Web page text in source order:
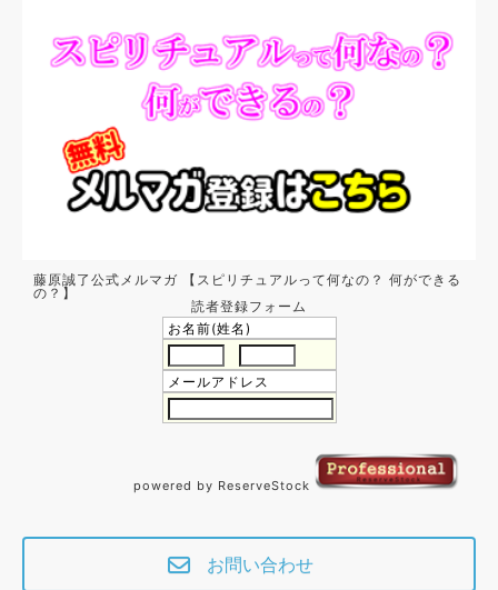
藤原誠了公式メルマガ 【スピリチュアルって何なの？ 何ができる
の？】
読者登録フォーム
お名前(姓名)
メールアドレス
powered by ReserveStock
お問い合わせ